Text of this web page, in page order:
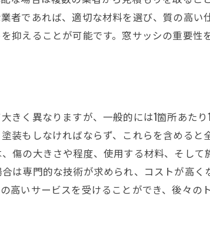
者であれば、適切な材料を選び、質の高い
抑えることが可能です。窓サッシの重要性
きく異なりますが、一般的には1箇所あた
装もしなければならず、これらを含めると
傷の大きさや程度、使用する材料、そし
は専門的な技術が求められ、コストが高
高いサービスを受けることができ、後々の